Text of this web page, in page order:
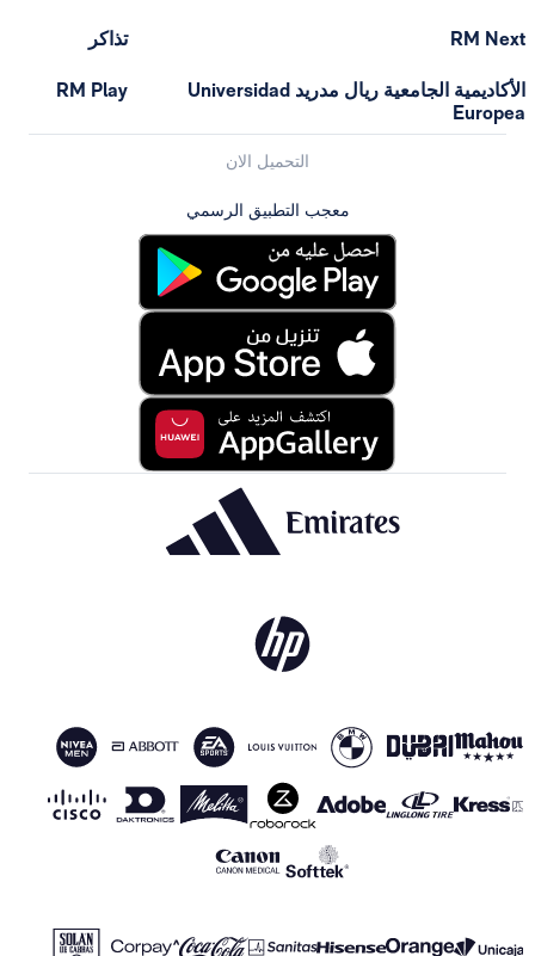
RM
الأكاديمية الجامعية ريال مدريد Universidad
تذاكر
RM Play
التحميل الان
معجب التطبيق الرسمي